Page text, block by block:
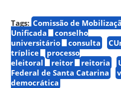
Tags: Comissão de
Unificada
conselho
universitário
consulta
tríplice
processo
eleitoral
reitor reitoria
Federal de Santa Catarina
democrática